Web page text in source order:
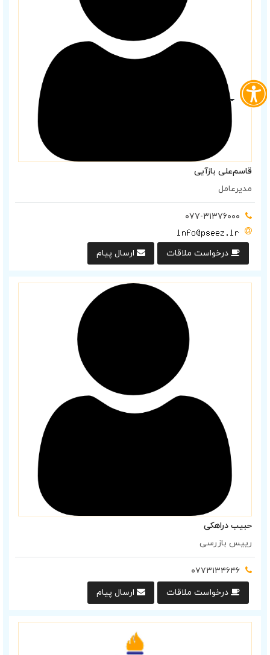
قاسم‌علی بازآیی
مدیرعامل
۰۷۷-۳۱۳۷۶۰۰۰
درخواست ملاقات ارسال پیام
حبیب دراهکی
رییس بازرسی
۰۷۷۳۱۳۴۶۴۶
درخواست ملاقات
ارسال پیام